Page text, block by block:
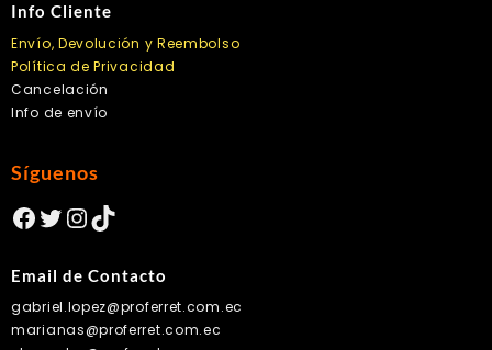
Info Cliente
Envío, Devolución y Reembolso
Política de Privacidad
Cancelación
Info de envío
Síguenos
Facebook
Twitter
Instagram
TikTok
Email de Contacto
gabriel.lopez@proferret.com.ec
marianas@proferret.com.ec